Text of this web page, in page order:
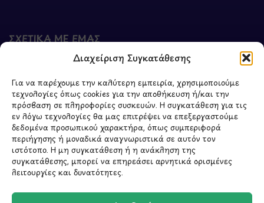
Διαχείριση Συγκατάθεσης
Για να παρέχουμε την καλύτερη εμπειρία, χρησιμοποιούμε
τεχνολογίες όπως cookies για την αποθήκευση ή/και την
πρόσβαση σε πληροφορίες συσκευών. Η συγκατάθεση για τις
εν λόγω τεχνολογίες θα μας επιτρέψει να επεξεργαστούμε
δεδομένα προσωπικού χαρακτήρα, όπως συμπεριφορά
περιήγησης ή μοναδικά αναγνωριστικά σε αυτόν τον
ιστότοπο. Η μη συγκατάθεση ή η ανάκληση της
συγκατάθεσης, μπορεί να επηρεάσει αρνητικά ορισμένες
λειτουργίες και δυνατότητες.
ΣΧΕΤΙΚΑ ΜΕ ΕΜΑΣ
Σχετικά με εμάς
Επικοινωνία
ΥΠΟΓΡΑΦΗ 2026 - CREATED BY